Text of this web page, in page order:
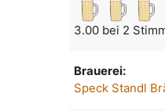
3.00 bei 2
Brauerei:
Speck Standl